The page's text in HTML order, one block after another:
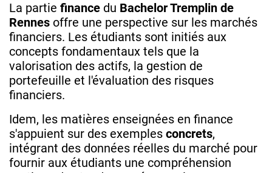
La partie finance du Bachelor Tremplin de
Rennes offre une perspective sur les marchés
financiers. Les étudiants sont initiés aux
concepts fondamentaux tels que la
valorisation des actifs, la gestion de
portefeuille et l'évaluation des risques
financiers.
Idem, les matières enseignées en finance
s'appuient sur des exemples concrets,
intégrant des données réelles du marché pour
fournir aux étudiants une compréhension